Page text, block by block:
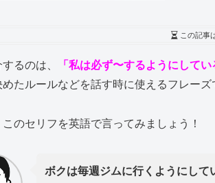
この記事
るのは、 「私は必ず〜するようにして
めたルールなどを話す時に使えるフレーズ
このセリフを英語で言ってみましょう！
ボクは毎週ジムに行くようにして